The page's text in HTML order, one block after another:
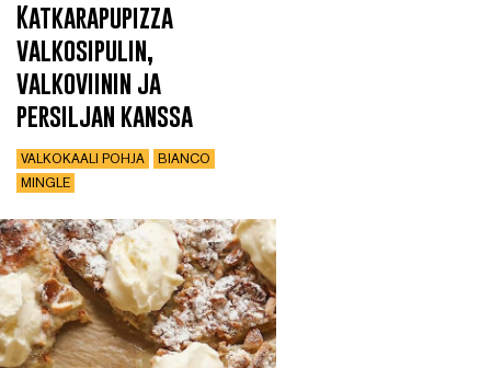
Katkarapupizza
valkosipulin,
valkoviinin ja
persiljan kanssa
VALKOKAALI POHJA
BIANCO
MINGLE